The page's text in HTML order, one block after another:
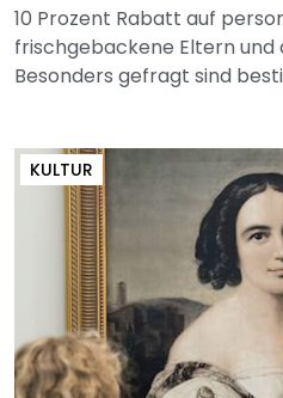
10 Prozent Rabatt auf
frischgebackene Eltern und
Besonders gefragt sind
KULTUR